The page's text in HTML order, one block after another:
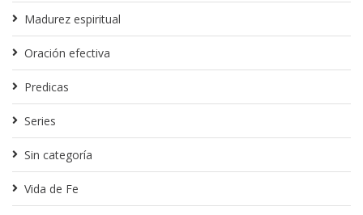
Madurez espiritual
Oración efectiva
Predicas
Series
Sin categoría
Vida de Fe